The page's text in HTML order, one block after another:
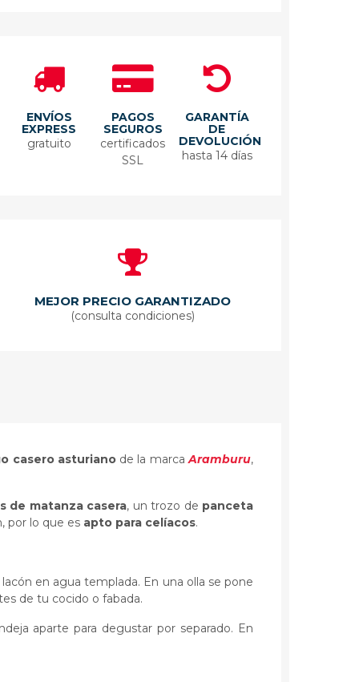
ENVÍOS
EXPRESS
gratuito
PAGOS
SEGUROS
certificados
SSL
GARANTÍA
DE
DEVOLUCIÓN
hasta 14 días
MEJOR PRECIO GARANTIZADO
(consulta condiciones)
casero asturianode la marcaAramburu,
de matanza casera, un trozo de panceta
por lo que es apto para celíacos.
en agua templada. En una olla se pone
de tu cocido o fabada.
aparte para degustar por separado. En